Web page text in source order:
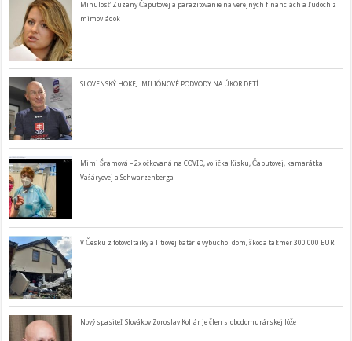
Minulosť Zuzany Čaputovej a parazitovanie na verejných financiách a ľudoch z
mimovládok
SLOVENSKÝ HOKEJ: MILIÓNOVÉ PODVODY NA ÚKOR DETÍ
Mimi Šramová – 2x očkovaná na COVID, volička Kisku, Čaputovej, kamarátka
Vašáryovej a Schwarzenberga
V Česku z fotovoltaiky a lítiovej batérie vybuchol dom, škoda takmer 300 000 EUR
Nový spasiteľ Slovákov Zoroslav Kollár je člen slobodomurárskej lóže